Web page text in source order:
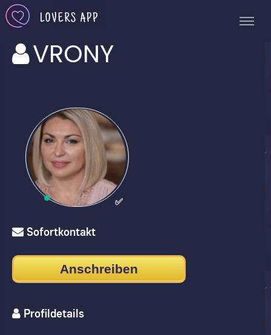
VRONY
✅
Sofortkontakt
Anschreiben
Profildetails